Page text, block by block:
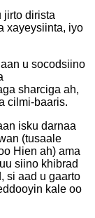
jirto dirista
xayeysiinta, iyo
u socodsiino
sharciga ah,
cilmi-baaris.
isku darnaa
(tusaale
Hien ah) ama
siino khibrad
si aad u gaarto
kale oo